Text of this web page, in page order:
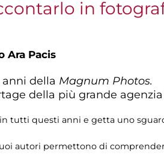
in
Ara Pacis
anni della Magnum Photos.
della più grande
tutti questi anni e getta uno
autori permettono di